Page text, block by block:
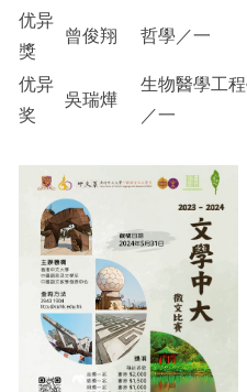
优异
獎
曾俊翔 哲學／一
优异
奖
吳瑞燁
生物醫學工
／一